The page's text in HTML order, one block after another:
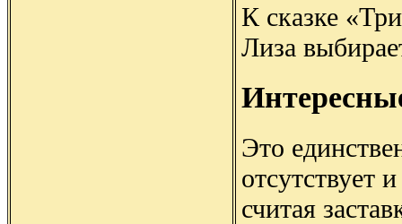
К сказке
Лиза
Это
отсутствует
считая